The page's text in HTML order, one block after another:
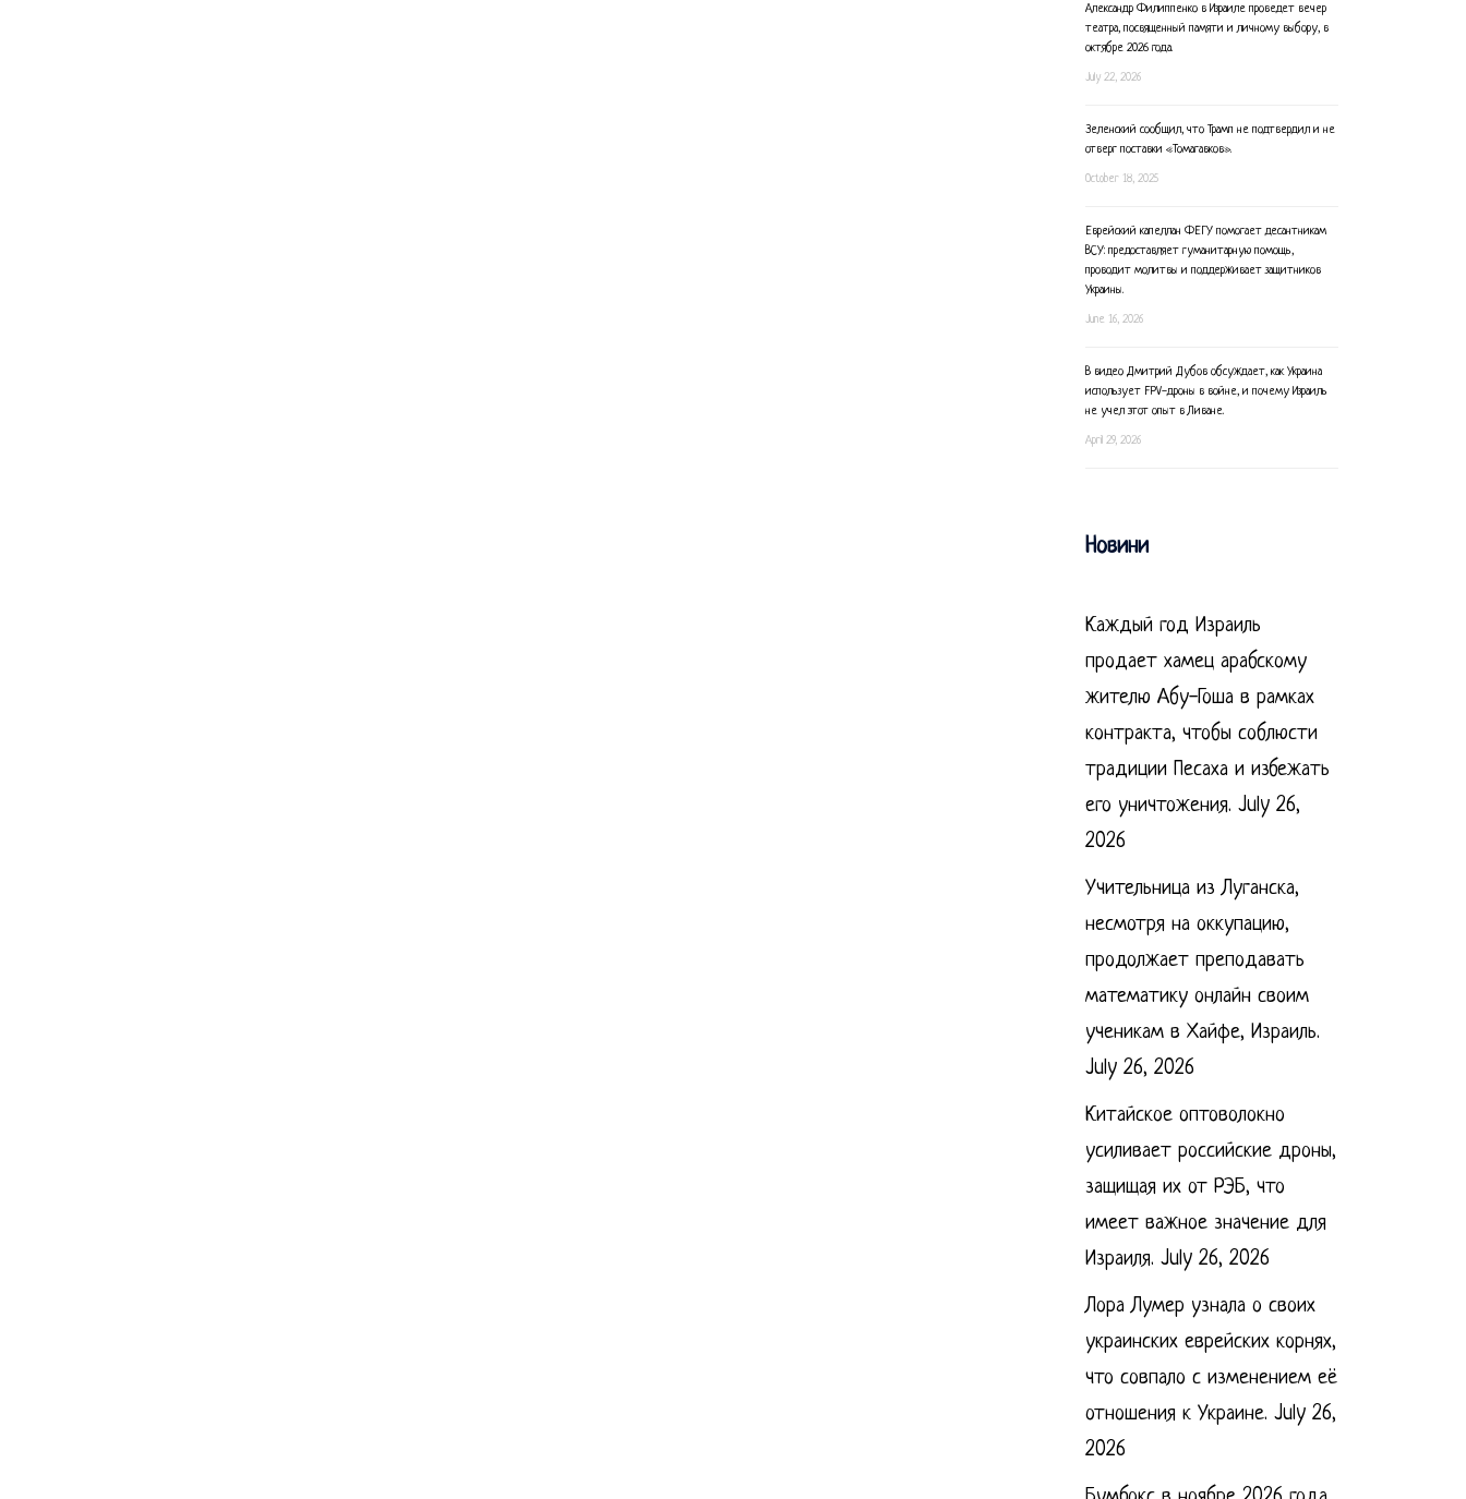
Александр Филиппенко в Израиле проведет вечер
театра, посвященный памяти и личному выбору, в
октябре 2026 года.
July 22, 2026
Зеленский сообщил, что Трамп не подтвердил и не
отверг поставки «Томагавков».
October 18, 2025
Еврейский капеллан ФЕГУ помогает десантникам
ВСУ: предоставляет гуманитарную помощь,
проводит молитвы и поддерживает защитников
Украины.
June 16, 2026
В видео Дмитрий Дубов обсуждает, как Украина
использует FPV-дроны в войне, и почему Израиль
не учел этот опыт в Ливане.
April 29, 2026
Новини
Каждый год Израиль
продает хамец арабскому
жителю Абу-Гоша в рамках
контракта, чтобы соблюсти
традиции Песаха и избежать
его уничтожения. July 26,
2026
Учительница из Луганска,
несмотря на оккупацию,
продолжает преподавать
математику онлайн своим
ученикам в Хайфе, Израиль.
July 26, 2026
Китайское оптоволокно
усиливает российские дроны,
защищая их от РЭБ, что
имеет важное значение для
Израиля. July 26, 2026
Лора Лумер узнала о своих
украинских еврейских корнях,
что совпало с изменением её
отношения к Украине. July 26,
2026